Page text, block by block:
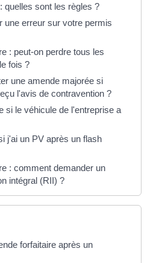
quelles sont les règles ?
une erreur sur votre permis
: peut-on perdre tous les
fois ?
une amende majorée si
l'avis de contravention ?
si le véhicule de l'entreprise a
j'ai un PV après un flash
: comment demander un
intégral (RII) ?
forfaitaire après un